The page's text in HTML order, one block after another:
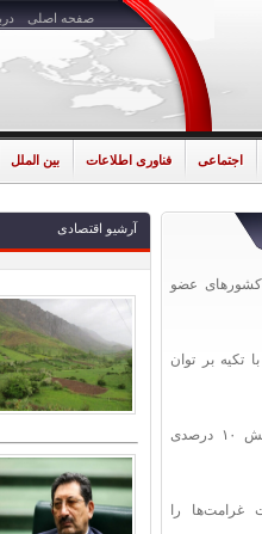
صفحه اصلی
اجتماعی فناوری اطلاعات بین الملل
کشورهای عضو
بر توان
همکاری تهرانی‌ها منجر به کاهش ۱۰ درصدی
غرامت‌ها را
آرشیو اقتصادی